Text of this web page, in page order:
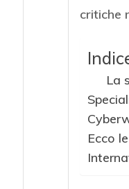
critiche
La
Ecco